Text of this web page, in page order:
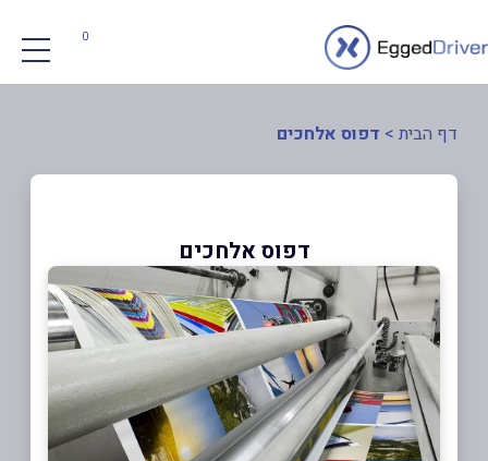
0
דף הבית > דפוס אלחכים
דפוס אלחכים